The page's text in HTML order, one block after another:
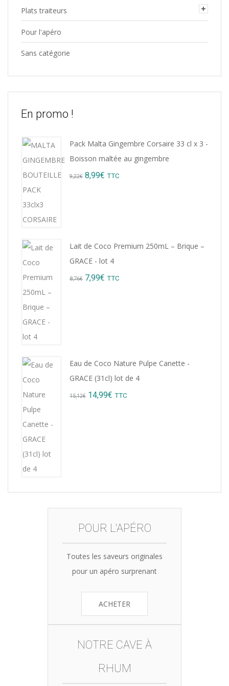
Plats traiteurs
Pour l'apéro
Sans catégorie
En promo !
Pack Malta Gingembre Corsaire 33 cl x 3 -
Boisson maltée au gingembre
9,22€ Original
8,99€ Current
TTC
Lait de Coco Premium 250mL – Brique –
GRACE - lot 4
8,76€ Original
7,99€ Current
TTC
Eau de Coco Nature Pulpe Canette -
GRACE (31cl) lot de 4
15,12€ Original
14,99€ Current
TTC
POUR L'APÉRO
Toutes les saveurs originales
pour un apéro surprenant
ACHETER
NOTRE CAVE À
RHUM